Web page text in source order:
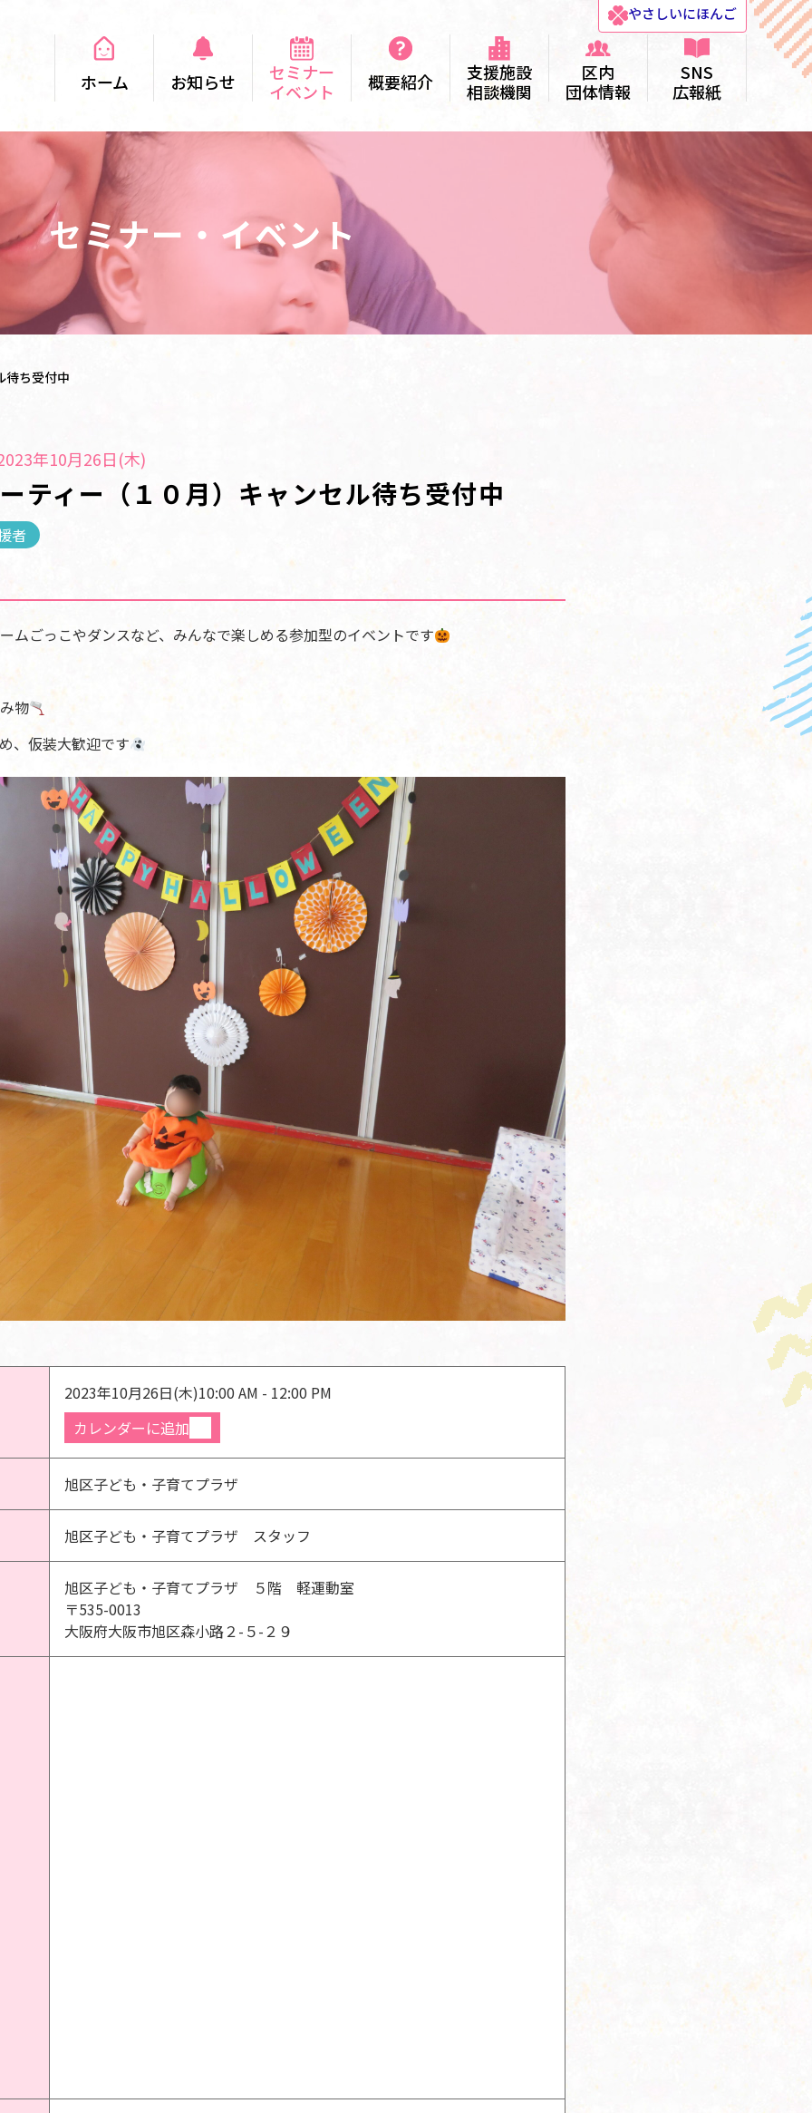
やさしいにほんご
ホーム お知らせ
セミナー
イベント
概要紹介
支援施設
相談機関
区内
団体情報
SNS
広報紙
セミナー・イベント
待ち受付中
年10月26日(木)
ティー（１０月）キャンセル待ち受付中
者
ムごっこやダンスなど、みんなで楽しめる参加型のイベントです
物
、仮装大歓迎です
2023年10月26日(木)10:00 AM - 12:00 PM
カレンダーに追加
旭区子ども・子育てプラザ
旭区子ども・子育てプラザ スタッフ
旭区子ども・子育てプラザ ５階 軽運動室
〒535-0013
大阪府大阪市旭区森小路２-５-２９